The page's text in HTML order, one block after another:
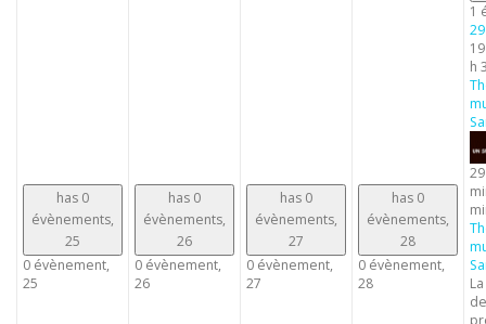
has 0
évènements,
25
0 évènement,
25
has 0
évènements,
26
0 évènement,
26
has 0
évènements,
27
0 évènement,
27
has 0
évènements,
28
0 évènement,
28
1
29
h